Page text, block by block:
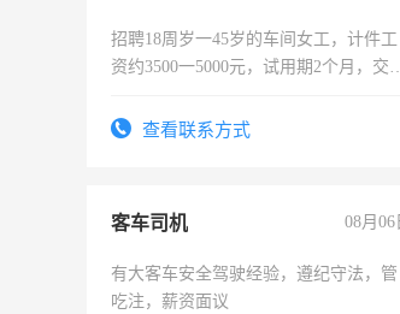
招聘18周岁一45岁的车间女工，计件工
资约3500一5000元，试用期2个月，交
查看联系方式
客车司机 08月06
有大客车安全驾驶经验，遵纪守法，管
吃注，薪资面议